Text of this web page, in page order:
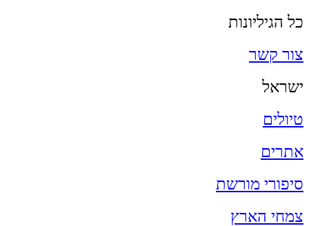
כל הגיליונות
צור קשר
ישראל
טיולים
אתרים
סיפורי מורשת
צמחי הארץ